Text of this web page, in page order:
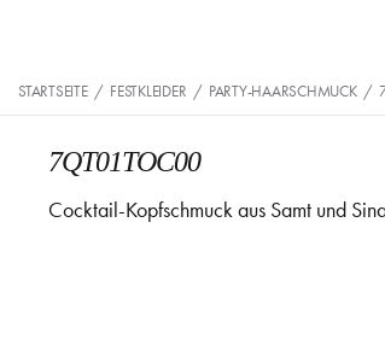
STARTSEITE / FESTKLEIDER / PARTY-HAARSCHMUCK /
7QT01TOC00
Cocktail-Kopfschmuck aus Samt und